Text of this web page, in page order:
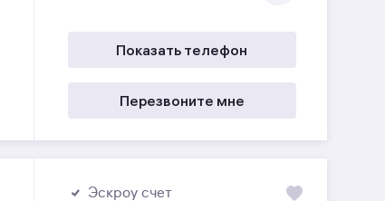
Показать телефон
Перезвоните мне
Эскроу счет